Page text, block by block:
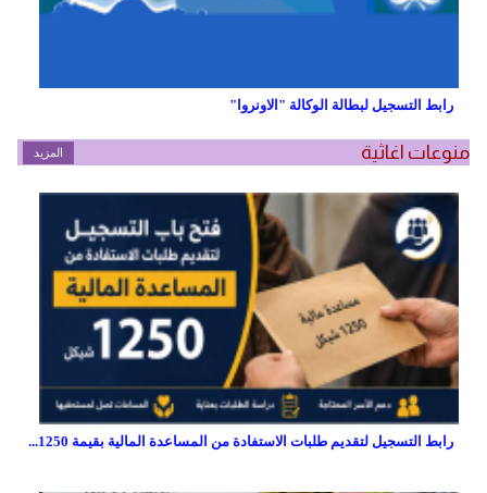
رابط التسجيل لبطالة الوكالة "الاونروا"
منوعات اغاثية المزيد
رابط التسجيل لتقديم طلبات الاستفادة من المساعدة المالية بقيمة 1250...